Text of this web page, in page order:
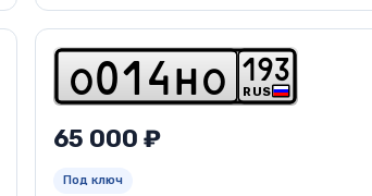
o0 1 4 h o RUS
1 93
65 000 ₽
Под ключ